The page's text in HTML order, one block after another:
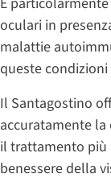
oculari in
malattie
queste
Il Santagostino
accuratamente
il trattamento più
benessere della